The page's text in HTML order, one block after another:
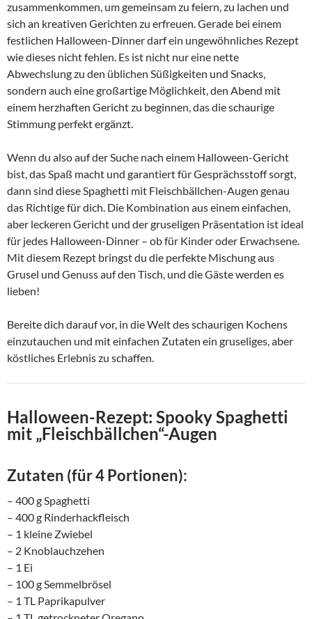
zusammenkommen, um gemeinsam zu feiern, zu lachen und
sich an kreativen Gerichten zu erfreuen. Gerade bei einem
festlichen Halloween-Dinner darf ein ungewöhnliches Rezept
wie dieses nicht fehlen. Es ist nicht nur eine nette
Abwechslung zu den üblichen Süßigkeiten und Snacks,
sondern auch eine großartige Möglichkeit, den Abend mit
einem herzhaften Gericht zu beginnen, das die schaurige
Stimmung perfekt ergänzt.
Wenn du also auf der Suche nach einem Halloween-Gericht
bist, das Spaß macht und garantiert für Gesprächsstoff sorgt,
dann sind diese Spaghetti mit Fleischbällchen-Augen genau
das Richtige für dich. Die Kombination aus einem einfachen,
aber leckeren Gericht und der gruseligen Präsentation ist ideal
für jedes Halloween-Dinner – ob für Kinder oder Erwachsene.
Mit diesem Rezept bringst du die perfekte Mischung aus
Grusel und Genuss auf den Tisch, und die Gäste werden es
lieben!
Bereite dich darauf vor, in die Welt des schaurigen Kochens
einzutauchen und mit einfachen Zutaten ein gruseliges, aber
köstliches Erlebnis zu schaffen.
Halloween-Rezept: Spooky Spaghetti
mit „Fleischbällchen“-Augen
Zutaten (für 4 Portionen):
– 400 g Spaghetti
– 400 g Rinderhackfleisch
– 1 kleine Zwiebel
– 2 Knoblauchzehen
– 1 Ei
– 100 g Semmelbrösel
– 1 TL Paprikapulver